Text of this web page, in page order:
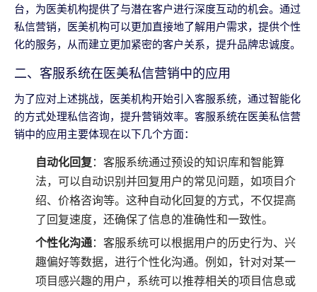
台，为医美机构提供了与潜在客户进行深度互动的机会。通过
私信营销，医美机构可以更加直接地了解用户需求，提供个性
化的服务，从而建立更加紧密的客户关系，提升品牌忠诚度。
二、客服系统在医美私信营销中的应用
为了应对上述挑战，医美机构开始引入客服系统，通过智能化
的方式处理私信咨询，提升营销效率。客服系统在医美私信营
销中的应用主要体现在以下几个方面：
自动化回复 ：客服系统通过预设的知识库和智能算
法，可以自动识别并回复用户的常见问题，如项目介
绍、价格咨询等。这种自动化回复的方式，不仅提高
了回复速度，还确保了信息的准确性和一致性。
个性化沟通：客服系统可以根据用户的历史行为、兴
趣偏好等数据，进行个性化沟通。例如，针对对某一
项目感兴趣的用户，系统可以推荐相关的项目信息或